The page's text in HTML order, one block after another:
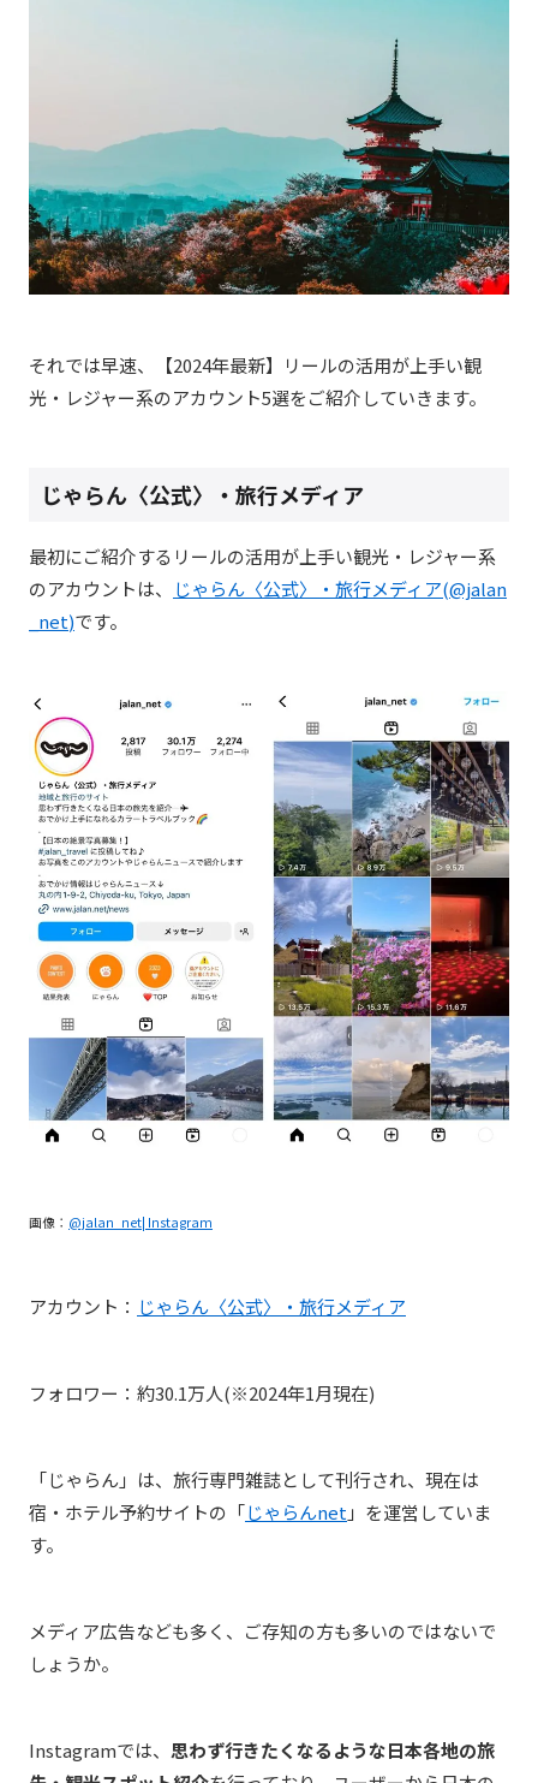
それでは早速、【2024年最新】リールの活用が上手い観
光・レジャー系のアカウント5選をご紹介していきます。
じゃらん〈公式〉・旅行メディア
最初にご紹介するリールの活用が上手い観光・レジャー系
のアカウントは、
じゃらん〈公式〉・旅行メディア(@jalan
_net)です。
画像： @jalan_net| Instagram
アカウント： じゃらん〈公式〉・旅行メディア
フォロワー：約30.1万人(※2024年1月現在)
「じゃらん」は、旅行専門雑誌として刊行され、現在は
宿・ホテル予約サイトの 「じゃらんnet 」を運営していま
す。
メディア広告なども多く、ご存知の方も多いのではないで
しょうか。
Instagramでは、 思わず行きたくなるような日本各地の旅